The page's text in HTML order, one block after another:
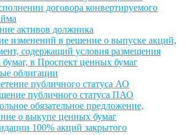
договора конвертируемого
активов должника
изменений в решение о выпуске акций,
содержащий условия размещения
в Проспект ценных бумаг
облигации
публичного статуса АО
публичного статуса ПАО
обязательное предложение,
о выкупе ценных бумаг
100% акций закрытого